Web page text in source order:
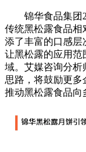
锦华食品集团
传统黑松露食品相
添了丰富的口感层
让黑松露的应用范
域。艾媒咨询分析
思路，将鼓励更多
推动黑松露食品向